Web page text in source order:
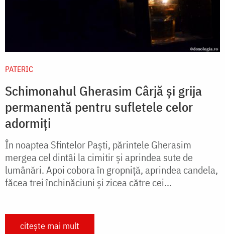
PATERIC
Schimonahul Gherasim Cârjă și grija
permanentă pentru sufletele celor
adormiți
În noaptea Sfintelor Paşti, părintele Gherasim
mergea cel dintâi la cimitir şi aprindea sute de
lumânări. Apoi cobora în gropniţă, aprindea candela,
făcea trei închinăciuni şi zicea către cei...
citește mai mult